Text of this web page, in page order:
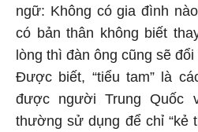
ngữ: Không có gia đình
có bản thân không biết
lòng thì đàn ông cũng sẽ đổi
Được biết, “tiểu tam” là
được người Trung Quốc
thường sử dụng để chỉ “kẻ